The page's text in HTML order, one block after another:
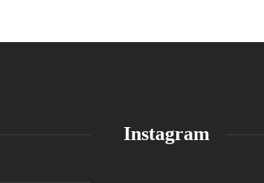
Instagram